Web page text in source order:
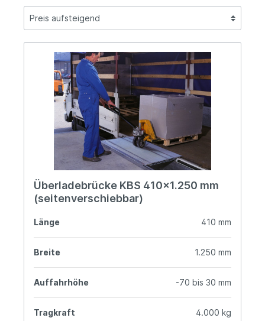
Überladebrücke KBS 410x1.250 mm
(seitenverschiebbar)
Länge 410 mm
Breite 1.250 mm
Auffahrhöhe -70 bis 30 mm
Tragkraft 4.000 kg